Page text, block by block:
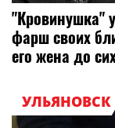
"Кровинушка"
фарш своих
его жена до
УЛЬЯНОВСК